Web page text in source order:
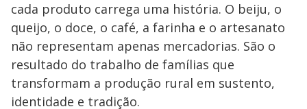
cada produto carrega uma história. O beiju, o
queijo, o doce, o café, a farinha e o artesanato
não representam apenas mercadorias. São o
resultado do trabalho de famílias que
transformam a produção rural em sustento,
identidade e tradição.